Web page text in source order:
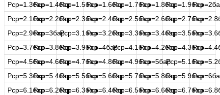
Рср=1.3барРср=1.4барРср=1.5барРср=1.6барРср=1.7барРср=1.8барРср=1.9бар
Рср=2.1барРср=2.2барРср=2.3барРср=2.4барРср=2.5барРср=2.6барРср=2.7бар
Рср=2.9барРср=3барРср=3.1барРср=3.2барРср=3.3барРср=3.4барРср=3.5бар
Рср=3.7барРср=3.8барРср=3.9барРср=4барРср=4.1барРср=4.2барРср=4.3бар
Рср=4.5барРср=4.6барРср=4.7барРср=4.8барРср=4.9барРср=5барРср=5.1бар
Рср=5.3барРср=5.4барРср=5.5барРср=5.6барРср=5.7барРср=5.8барРср=5.9бар
Рср=6.1барРср=6.2барРср=6.3барРср=6.4барРср=6.5барРср=6.6барРср=6.7бар